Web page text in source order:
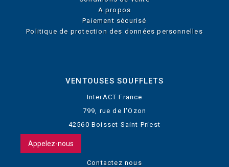
A propos
Paiement sécurisé
Politique de protection des données personnelles
VENTOUSES SOUFFLETS
InterACT France
799, rue de l'Ozon
42560 Boisset Saint Priest
Appelez-nous
Contactez nous